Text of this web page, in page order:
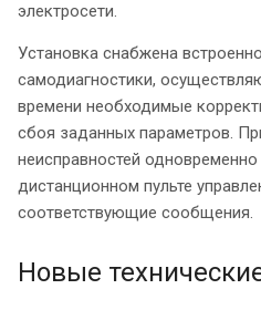
электросети.
Установка снабжена
самодиагностики,
времени необходимые
сбоя заданных параметров.
неисправностей
дистанционном пульте
соответствующие сообщения.
Новые